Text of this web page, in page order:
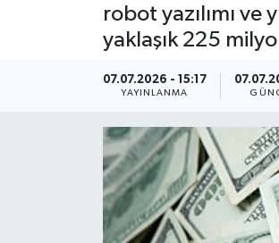
robot yazılımı
yaklaşık 225
07.07.2026 - 15:17
YAYINLANMA
EĞİTİM
Son Dakika Haberleri